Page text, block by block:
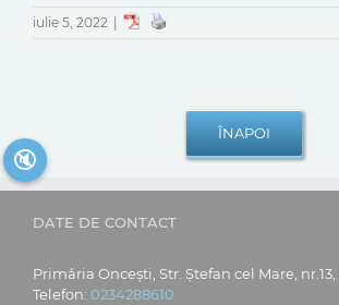
iulie 5, 2022
DATE DE CONTACT
Primăria Oncești, Str. Ștefan cel Mare,
Telefon: 0234288610
🔇